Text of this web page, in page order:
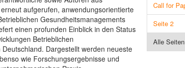
Seite 2
Alle Seiten
aufgerufen, anwendungsorientierte
Gesundheitsmanagements
einen profunden Einblick in den Status
Betrieblichen
Dargestellt werden neueste
wie Forschungsergebnisse und